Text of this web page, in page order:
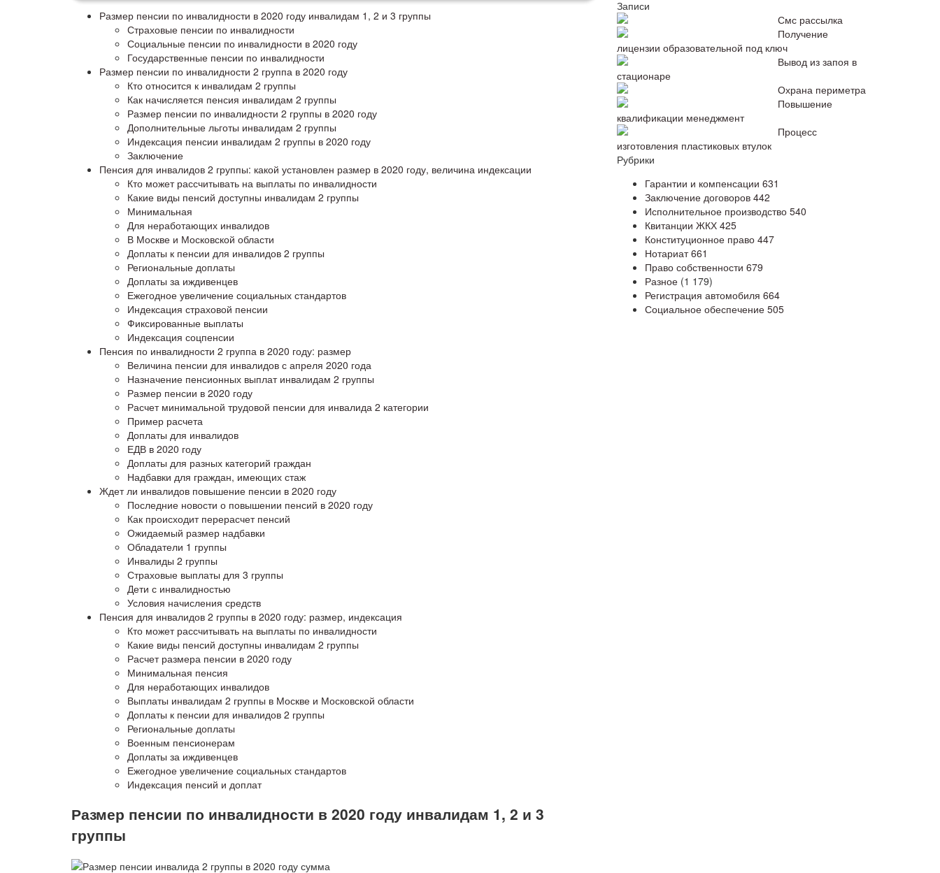
Размер пенсии по инвалидности в 2020 году инвалидам 1, 2 и 3 группы
Страховые пенсии по инвалидности
Социальные пенсии по инвалидности в 2020 году
Государственные пенсии по инвалидности
Размер пенсии по инвалидности 2 группа в 2020 году
Кто относится к инвалидам 2 группы
Как начисляется пенсия инвалидам 2 группы
Размер пенсии по инвалидности 2 группы в 2020 году
Дополнительные льготы инвалидам 2 группы
Индексация пенсии инвалидам 2 группы в 2020 году
Заключение
Пенсия для инвалидов 2 группы: какой установлен размер в 2020 году, величина индексации
Кто может рассчитывать на выплаты по инвалидности
Какие виды пенсий доступны инвалидам 2 группы
Минимальная
Для неработающих инвалидов
В Москве и Московской области
Доплаты к пенсии для инвалидов 2 группы
Региональные доплаты
Доплаты за иждивенцев
Ежегодное увеличение социальных стандартов
Индексация страховой пенсии
Фиксированные выплаты
Индексация соцпенсии
Пенсия по инвалидности 2 группа в 2020 году: размер
Величина пенсии для инвалидов с апреля 2020 года
Назначение пенсионных выплат инвалидам 2 группы
Размер пенсии в 2020 году
Расчет минимальной трудовой пенсии для инвалида 2 категории
Пример расчета
Доплаты для инвалидов
ЕДВ в 2020 году
Доплаты для разных категорий граждан
Надбавки для граждан, имеющих стаж
Ждет ли инвалидов повышение пенсии в 2020 году
Последние новости о повышении пенсий в 2020 году
Как происходит перерасчет пенсий
Ожидаемый размер надбавки
Обладатели 1 группы
Инвалиды 2 группы
Страховые выплаты для 3 группы
Дети с инвалидностью
Условия начисления средств
Пенсия для инвалидов 2 группы в 2020 году: размер, индексация
Кто может рассчитывать на выплаты по инвалидности
Какие виды пенсий доступны инвалидам 2 группы
Расчет размера пенсии в 2020 году
Минимальная пенсия
Для неработающих инвалидов
Выплаты инвалидам 2 группы в Москве и Московской области
Доплаты к пенсии для инвалидов 2 группы
Региональные доплаты
Военным пенсионерам
Доплаты за иждивенцев
Ежегодное увеличение социальных стандартов
Индексация пенсий и доплат
Размер пенсии по инвалидности в 2020 году инвалидам 1, 2 и 3
группы
Записи
Смс рассылка
Получение
лицензии образовательной под ключ
Вывод из запоя в
стационаре
Охрана периметра
Повышение
квалификации менеджмент
Процесс
изготовления пластиковых втулок
Рубрики
Гарантии и компенсации 631
Заключение договоров 442
Исполнительное производство 540
Квитанции ЖКХ 425
Конституционное право 447
Нотариат661
Право собственности 679
Разное (1 179)
Регистрация автомобиля 664
Социальное обеспечение 505